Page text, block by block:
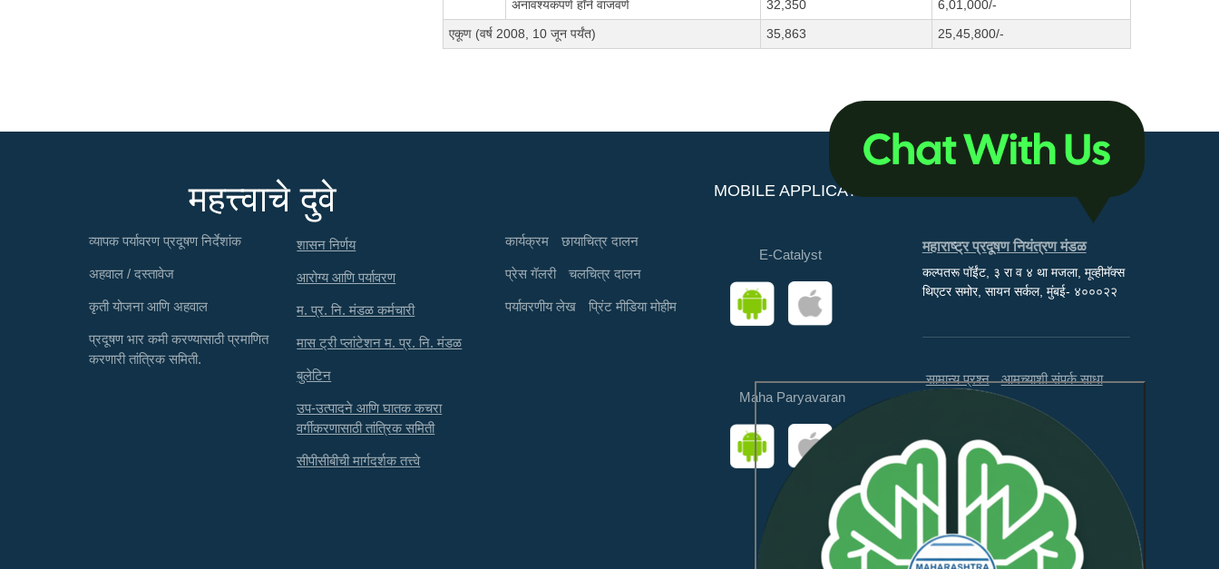
अनावश्यकपणे हॉर्न वाजवणे 32,350
6,01,000/-
एकूण (वर्ष 2008, 10 जून पर्यंत)
35,863 25,45,800/-
महत्त्वाचे दुवे
व्यापक पर्यावरण प्रदूषण निर्देशांक
अहवाल / दस्तावेज
कृती योजना आणि अहवाल
प्रदूषण भार कमी करण्यासाठी प्रमाणित
करणारी तांत्रिक समिती.
शासन निर्णय
आरोग्य आणि पर्यावरण
म. प्र. नि. मंडळ कर्मचारी
मास ट्री प्लांटेशन म. प्र. नि. मंडळ
बुलेटिन
उप-उत्पादने आणि घातक कचरा
वर्गीकरणासाठी तांत्रिक समिती
सीपीसीबीची मार्गदर्शक तत्त्वे
कार्यक्रम छायाचित्र दालन
प्रेस गॅलरी चलचित्र दालन
पर्यावरणीय लेख प्रिंट मीडिया मोहीम
MOBILE APPLICATIONS
E-Catalyst
Maha Paryavaran
महाराष्ट्र प्रदूषण नियंत्रण मंडळ
कल्पतरू पॉईंट, ३ रा व ४ था मजला, मूव्हीमॅक्स
थिएटर समोर, सायन सर्कल, मुंबई- ४०००२२
सामान्य प्रश्न आमच्याशी संपर्क साधा